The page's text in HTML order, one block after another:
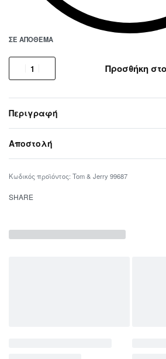
ΣΕ ΑΠΌΘΕΜΑ
Προσθήκη
Περιγραφή
Αποστολή
Tom & Jerry 99687
SHARE